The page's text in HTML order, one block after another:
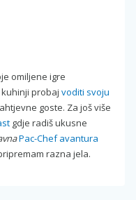
omiljene igre
probaj voditi svoju
goste. Za još više
gdje radiš ukusne
Pac-Chef avantura
razna jela.